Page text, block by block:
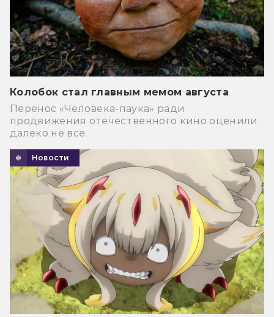
Колобок стал главным мемом августа
Перенос «Человека-паука» ради
продвижения отечественного кино оценили
далеко не все.
Новости